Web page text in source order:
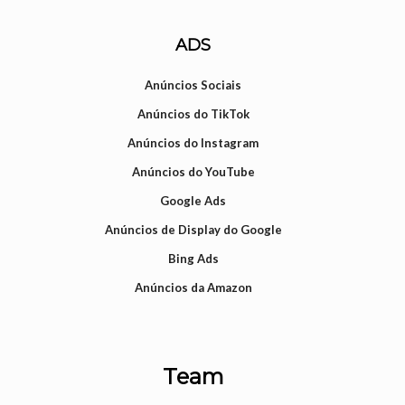
ADS
Anúncios Sociais
Anúncios do TikTok
Anúncios do Instagram
Anúncios do YouTube
Google Ads
Anúncios de Display do Google
Bing Ads
Anúncios da Amazon
Team